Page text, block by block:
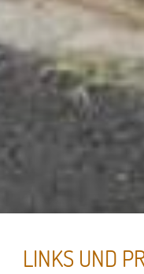
LINKS UND